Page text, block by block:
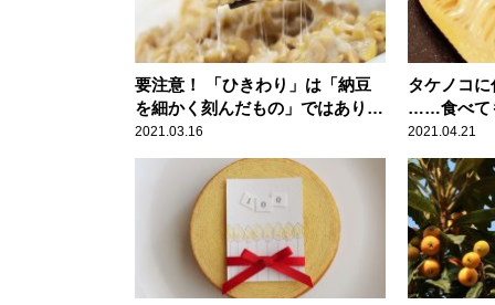
要注意！ 「ひきわり」は「納豆
を細かく刻んだもの」ではありま
せん
2021.03.16
タケノコ
……食べて
2021.04.21